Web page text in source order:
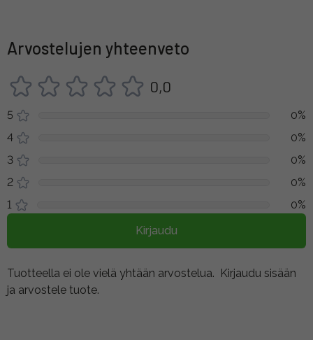
Arvostelujen yhteenveto
0,0
5
0%
4
0%
3
0%
2
0%
1
0%
Kirjaudu
Tuotteella ei ole vielä yhtään arvostelua. Kirjaudu sisään
ja arvostele tuote.